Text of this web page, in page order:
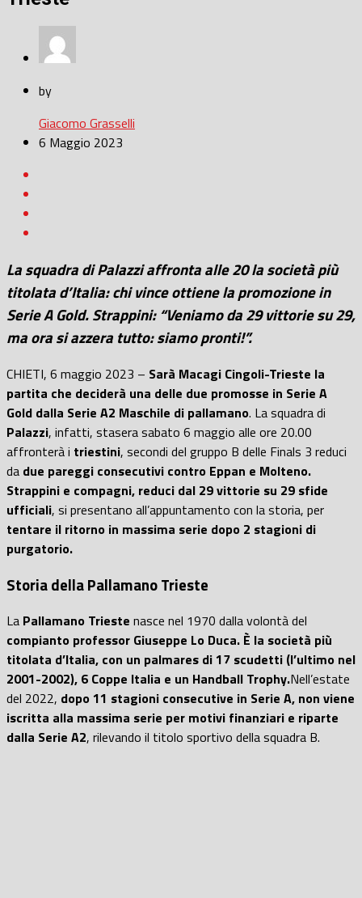
by
Giacomo Grasselli
6 Maggio 2023
La squadra di Palazzi affronta alle 20 la società più
titolata d’Italia: chi vince ottiene la promozione in
Serie A Gold. Strappini: “Veniamo da 29 vittorie su 29,
ma ora si azzera tutto: siamo pronti!”.
CHIETI, 6 maggio 2023 – Sarà Macagi Cingoli-Trieste la
partita che deciderà una delle due promosse in Serie A
Gold dalla Serie A2 Maschile di pallamano. La squadra di
Palazzi, infatti, stasera sabato 6 maggio alle ore 20.00
affronterà i triestini, secondi del gruppo B delle Finals 3 reduci
da due pareggi consecutivi contro Eppan e Molteno.
Strappini e compagni, reduci dal 29 vittorie su 29 sfide
ufficiali, si presentano all’appuntamento con la storia, per
tentare il ritorno in massima serie dopo 2 stagioni di
purgatorio.
Storia della Pallamano Trieste
La Pallamano Trieste nasce nel 1970 dalla volontà del
compianto professor Giuseppe Lo Duca. È la società più
titolata d’Italia, con un palmares di 17 scudetti (l’ultimo nel
2001-2002), 6 Coppe Italia e un Handball Trophy.Nell’estate
del 2022, dopo 11 stagioni consecutive in Serie A, non viene
iscritta alla massima serie per motivi finanziari e riparte
dalla Serie A2, rilevando il titolo sportivo della squadra B.